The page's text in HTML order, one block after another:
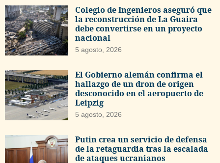
Colegio de Ingenieros aseguró que
la reconstrucción de La Guaira
debe convertirse en un proyecto
nacional
5 agosto, 2026
El Gobierno alemán confirma el
hallazgo de un dron de origen
desconocido en el aeropuerto de
Leipzig
5 agosto, 2026
Putin crea un servicio de defensa
de la retaguardia tras la escalada
de ataques ucranianos